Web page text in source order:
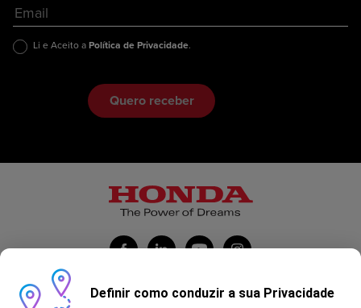
Li e Aceito a Política de Privacidade.
Definir como conduzir a sua Privacidade